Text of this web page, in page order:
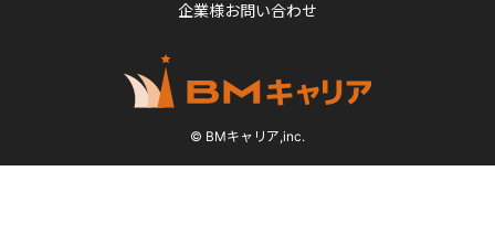
企業様お問い合わせ
© BMキャリア,inc.